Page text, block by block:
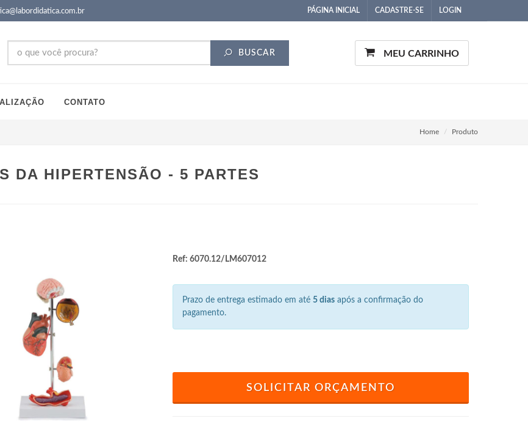
PÁGINA INICIAL CADASTRE-SE LOGIN
BUSCAR MEU CARRINHO
CONTATO
Home Produto
DA HIPERTENSÃO - 5 PARTES
Ref: 6070.12/LM607012
Prazo de entrega estimado em até 5 diasapós a confirmação do
pagamento.
SOLICITAR ORÇAMENTO